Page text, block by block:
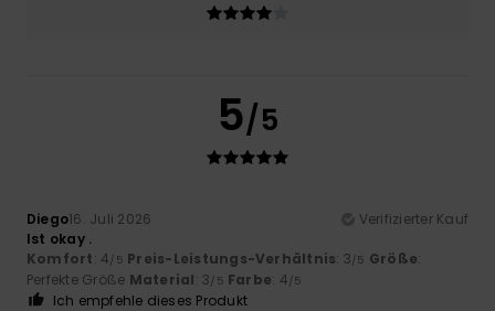
5/5
Diego16. Juli 2026
Verifizierter Kauf
Ist okay .
Komfort: 4/5 Preis-Leistungs-Verhältnis: 3/5 Größe:
Perfekte Größe Material: 3/5 Farbe: 4/5
Ich empfehle dieses Produkt